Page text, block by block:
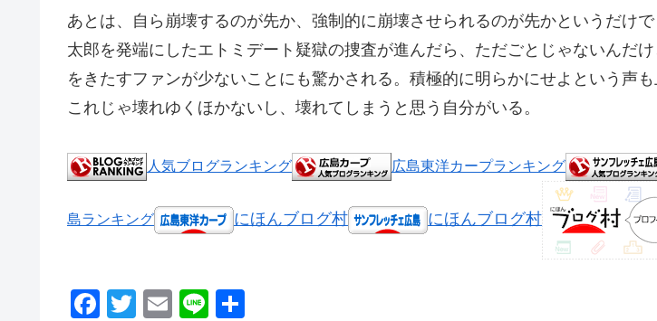
あとは、自ら崩壊するのが先か、強制的に崩壊させられるのが先かというだけ
太郎を発端にしたエトミデート疑獄の捜査が進んだら、ただごとじゃないんだ
をきたすファンが少ないことにも驚かされる。積極的に明らかにせよという声も
これじゃ壊れゆくほかないし、壊れてしまうと思う自分がいる。
人気ブログランキング 広島東洋カープランキング
島ランキング にほんブログ村 にほんブログ村
F
T
E
Li